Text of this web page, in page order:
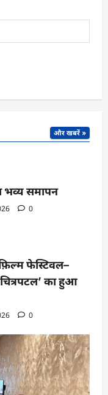
और खबरें »
भव्य समापन
0
फेस्टिवल–
का हुआ
0